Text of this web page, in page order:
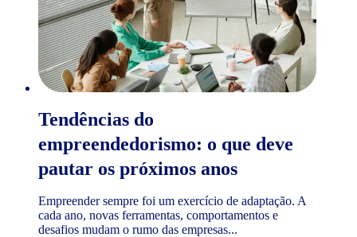
Tendências do
empreendedorismo: o que deve
pautar os próximos anos
Empreender sempre foi um exercício de adaptação. A
cada ano, novas ferramentas, comportamentos e
desafios mudam o rumo das empresas...